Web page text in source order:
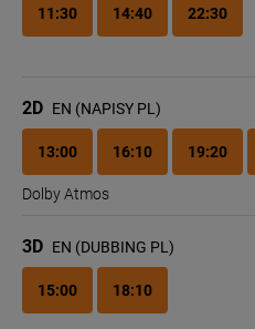
11:30 14:40 22:30
2D EN (NAPISY PL)
13:00 16:10 19:20
Dolby Atmos
3D EN (DUBBING PL)
15:00 18:10